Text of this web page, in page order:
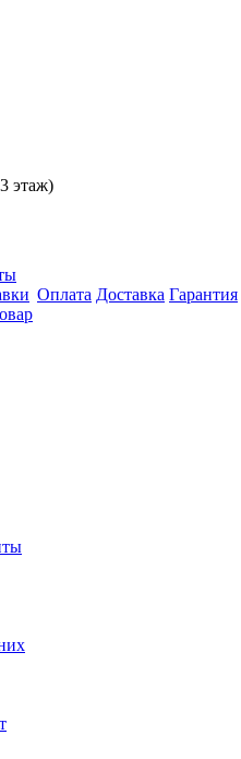
этаж)
Оплата Доставка Гарантия